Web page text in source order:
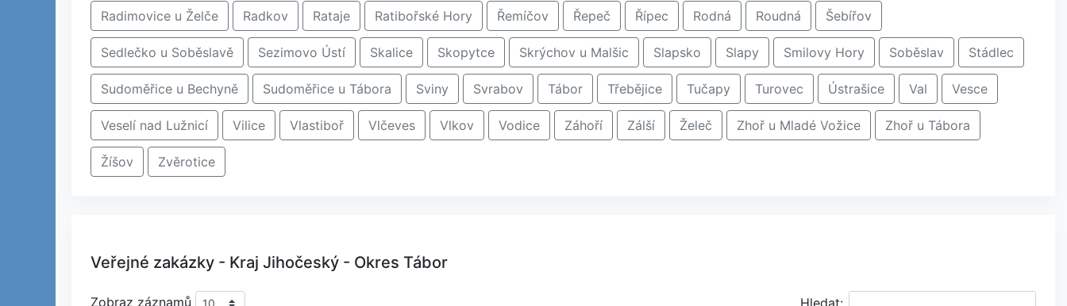
Radimovice u Želče Radkov Rataje Ratibořské Hory Řemíčov Řepeč Řípec Rodná Roudná Šebířov
Sedlečko u Soběslavě Sezimovo Ústí Skalice Skopytce Skrýchov u Malšic Slapsko Slapy Smilovy Hory Soběslav Stádlec
Sudoměřice u Bechyně Sudoměřice u Tábora Sviny Svrabov Tábor Třebějice Tučapy Turovec Ústrašice Val Vesce
Veselí nad Lužnicí Vilice Vlastiboř Vlčeves Vlkov Vodice Záhoří Zálší Želeč Zhoř u Mladé Vožice Zhoř u Tábora
Žíšov Zvěrotice
Veřejné zakázky - Kraj Jihočeský - Okres Tábor
Zobraz záznamů Hledat: